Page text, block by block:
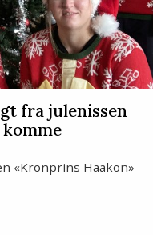
fra julenissen
«Kronprins Haakon»